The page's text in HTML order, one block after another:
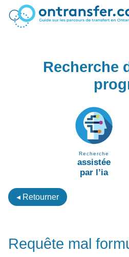
Recherche
Recherche
assistée
par l’ia
◂ Retourner
Requête mal